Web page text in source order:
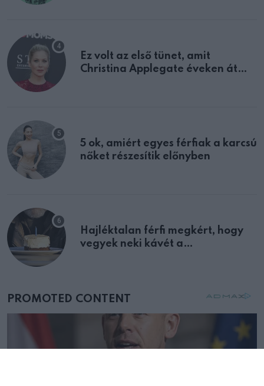
Ez volt az első tünet, amit
Christina Applegate éveken át
5 ok, amiért egyes férfiak a karcsú
nőket részesítik előnyben
Hajléktalan férfi megkért, hogy
vegyek neki kávét a